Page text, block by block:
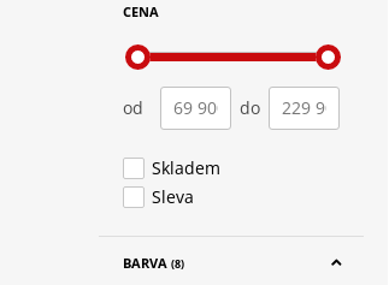
CENA
od do
Skladem
Sleva
BARVA (8)